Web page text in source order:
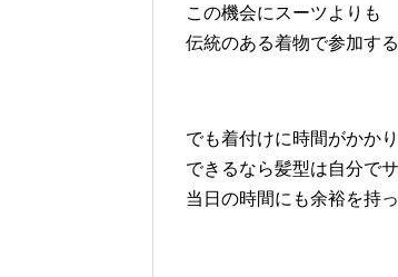
この機会にスーツよりも
伝統のある着物で参加す
でも着付けに時間がかかり
できるなら髪型は自分で
当日の時間にも余裕を持